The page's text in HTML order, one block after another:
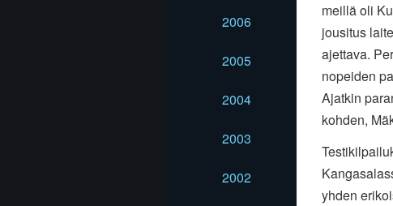
2006
2005
2004
2003
2002
meillä oli
jousitus
ajettava.
nopeiden
Ajatkin
kohden,
yhden